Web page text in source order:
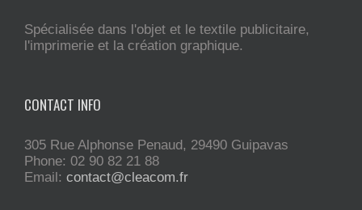
Spécialisée dans l'objet et le textile publicitaire,
l'imprimerie et la création graphique.
CONTACT INFO
305 Rue Alphonse Penaud, 29490 Guipavas
Phone: 02 90 82 21 88
Email: contact@cleacom.fr